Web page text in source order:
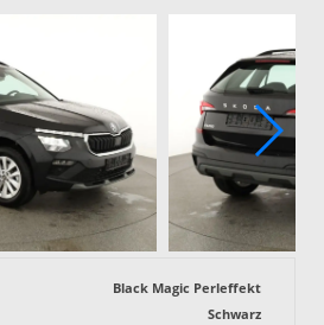
Black Magic Perleffekt
Schwarz